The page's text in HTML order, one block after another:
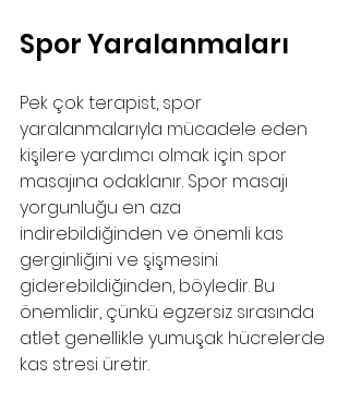
Spor Yaralanmaları
Pek çok terapist, spor
yaralanmalarıyla mücadele eden
kişilere yardımcı olmak için spor
masajına odaklanır. Spor masajı
yorgunluğu en aza
indirebildiğinden ve önemli kas
gerginliğini ve şişmesini
giderebildiğinden, böyledir. Bu
önemlidir, çünkü egzersiz sırasında
atlet genellikle yumuşak hücrelerde
kas stresi üretir.